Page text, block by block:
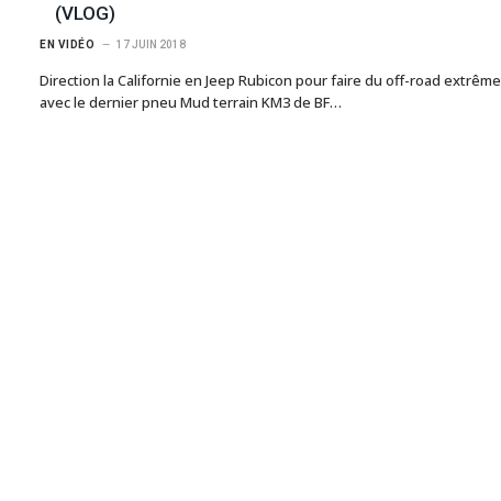
(VLOG)
EN VIDÉO 17 JUIN 2018
Direction la Californie en Jeep Rubicon pour faire du off-road extrême
avec le dernier pneu Mud terrain KM3 de BF…